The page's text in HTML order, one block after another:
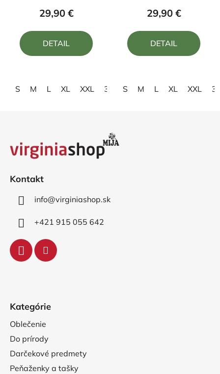
produktu
5,0
z
29,90 €
DETAIL
S M L XL XXL 3XL
produktu
4,5
z
29,90 €
DETAIL
S M L XL XXL
Kontakt
info@virginiashop.sk
+421 915 055 642
Kategórie
Oblečenie
Do prírody
Darčekové predmety
Peňaženky a tašky